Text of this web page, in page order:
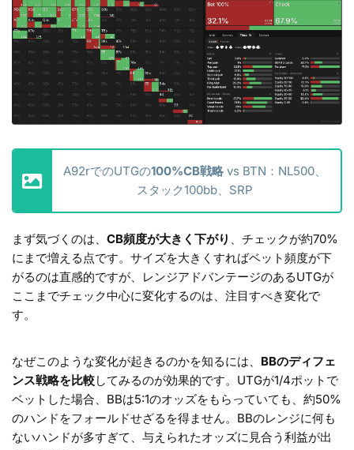
A92rでのUTGの100%CB戦略 vs BTN：NL500、
スタック100bb、SRP
まず気づくのは、 CB頻度が大きく下がり 、チェックが約70%
にまで増える点です。サイズを大きくすればベット頻度が下
がるのは直感的ですが、レンジアドバンテージのあるUTGが
ここまでチェック中心に変化するのは、注目すべき変化で
す。
なぜこのような変化が起きるのかを知るには、 BBのディフェ
ンス戦略を比較してみるのが効果的です。UTGが1/4ポットで
ベットした場合、BBは5:1のオッズをもらっていても、約50%
のハンドをフォールドせざるを得ません。BBのレンジに何も
ないハンドが多すぎて、与えられたオッズに見合う利益が出